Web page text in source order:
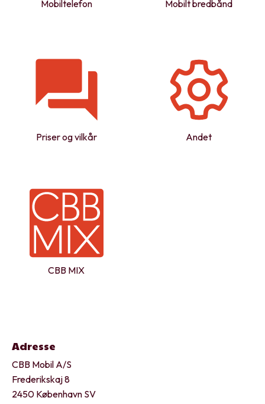
Mobiltelefon Mobilt bredbånd
Priser og vilkår Andet
CBB MIX
Adresse
CBB Mobil A/S
Frederikskaj 8
2450 København SV